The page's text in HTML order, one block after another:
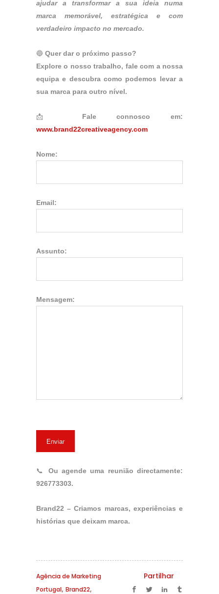
ajudar a transformar a sua ideia numa
marca memorável, estratégica e com
verdadeiro impacto no mercado.
🔵 Quer dar o próximo passo?
Explore o nosso trabalho, fale com a nossa
equipa e descubra como podemos levar a
sua marca para outro nível.
📩
Fale connosco em:
www.brand22creativeagency.com
Nome:
Email:
Assunto:
Mensagem:
📞
Ou agende uma reunião directamente:
926773303.
Brand22 – Criamos marcas, experiências e
histórias que deixam marca.
Agência de Marketing
Portugal, Brand22,
Partilhar